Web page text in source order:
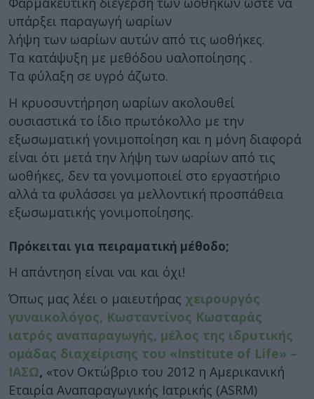
υπάρξει παραγωγή ωαρίων
λήψη των ωαρίων αυτών από τις ωοθήκες.
Τα κατάψυξη με μεθόδου υαλοποίησης .
Τα φύλαξη σε υγρό άζωτο.
Η κρυοσυντήρηση ωαρίων ακολουθεί
ουσιαστικά το ίδιο πρωτόκολλο με την
εξωσωματική γονιμοποίηση και η μόνη διαφορά
είναι ότι μετά την λήψη των ωαρίων από τις
ωοθήκες, δεν τα γονιμοποιεί στο εργαστήριο
αλλά τα φυλάσσει γα μελλοντική προσπάθεια
εξωσωματικής γονιμοποίησης.
Πρόκειται για πειραματική μέθοδο;
Η απάντηση είναι ναι και όχι!
Όπως μας λέει ο μαιευτήρας χειρουργός
γυναικολόγος, Κωσταντίνος Κωσταράς
ιατρός αναπαραγωγής, μέλος της ιδρυτικής
ομάδας διαχείρισης του «Institute of Life» –
ΙΑΣΩ, «τον Οκτώβριο του 2012 η Αμερικανική
Εταιρία Αναπαραγωγικής Ιατρικής (ASRM)